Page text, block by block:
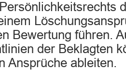
Bewertung führen.
der Beklagten
Ansprüche ableiten.